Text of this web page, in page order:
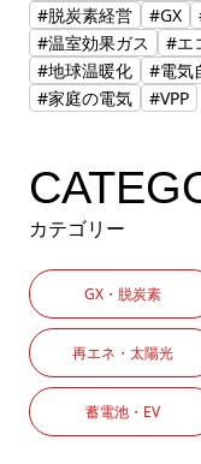
#脱炭素経営
#GX
#温室効果ガス
#エ
#地球温暖化
#電気
#家庭の電気
#VPP
カテゴリー
GX・脱炭素
再エネ・太陽光
蓄電池・EV